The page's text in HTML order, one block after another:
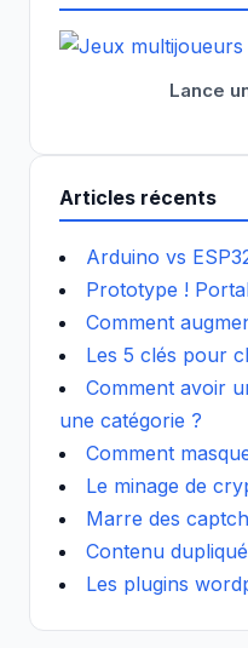
Lance
Articles récents
Arduino vs
Prototype !
Comment
Les 5 clés pour
Comment avoir
une catégorie ?
Comment
Le minage de
Marre des
Contenu
Les plugins